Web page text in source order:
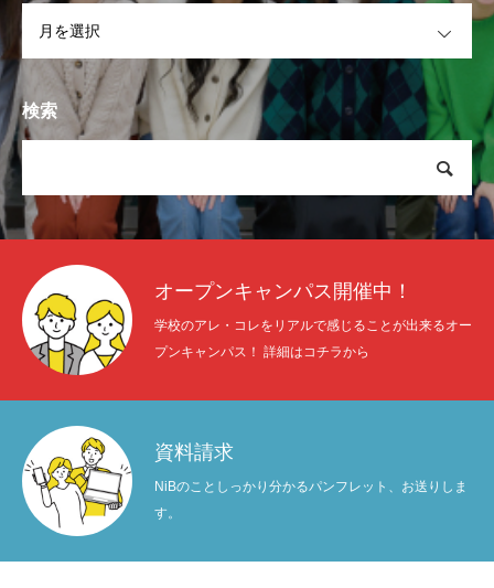
検索
オープンキャンパス開催中！
学校のアレ・コレをリアルで感じることが出来るオー
プンキャンパス！ 詳細はコチラから
資料請求
NiBのことしっかり分かるパンフレット、お送りしま
す。